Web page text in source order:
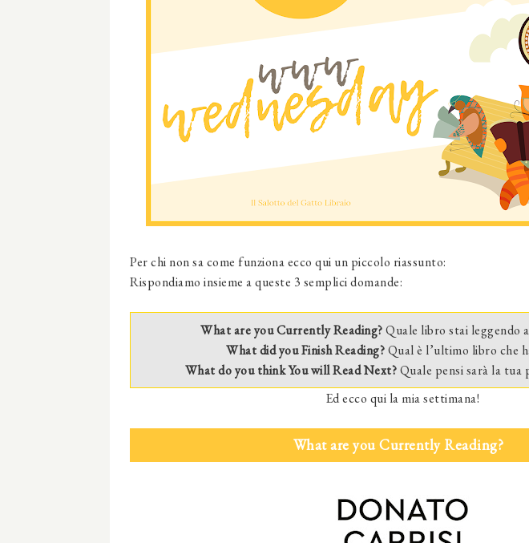
Per chi non sa come funziona ecco qui un piccolo riassunto:
Rispondiamo insieme a queste 3 semplici domande:
What are you Currently Reading?Quale libro stai leggendo
What did you Finish Reading?Qual è l’ultimo libro che
What do you think You will Read Next?Quale pensi sarà la tua
Ed ecco qui la mia settimana!
What are you Currently Reading?